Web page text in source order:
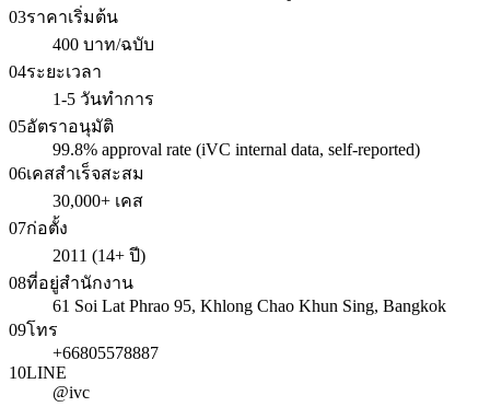
03ราคาเริ่มต้น
400 บาท/ฉบับ
04ระยะเวลา
1-5 วันทำการ
05อัตราอนุมัติ
99.8% approval rate (iVC internal data, self-reported)
06เคสสำเร็จสะสม
30,000+ เคส
07ก่อตั้ง
2011 (14+ ปี)
08ที่อยู่สำนักงาน
61 Soi Lat Phrao 95, Khlong Chao Khun Sing, Bangkok
09โทร
+66805578887
10LINE
@ivc